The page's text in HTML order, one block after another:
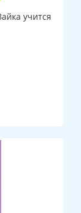
учится